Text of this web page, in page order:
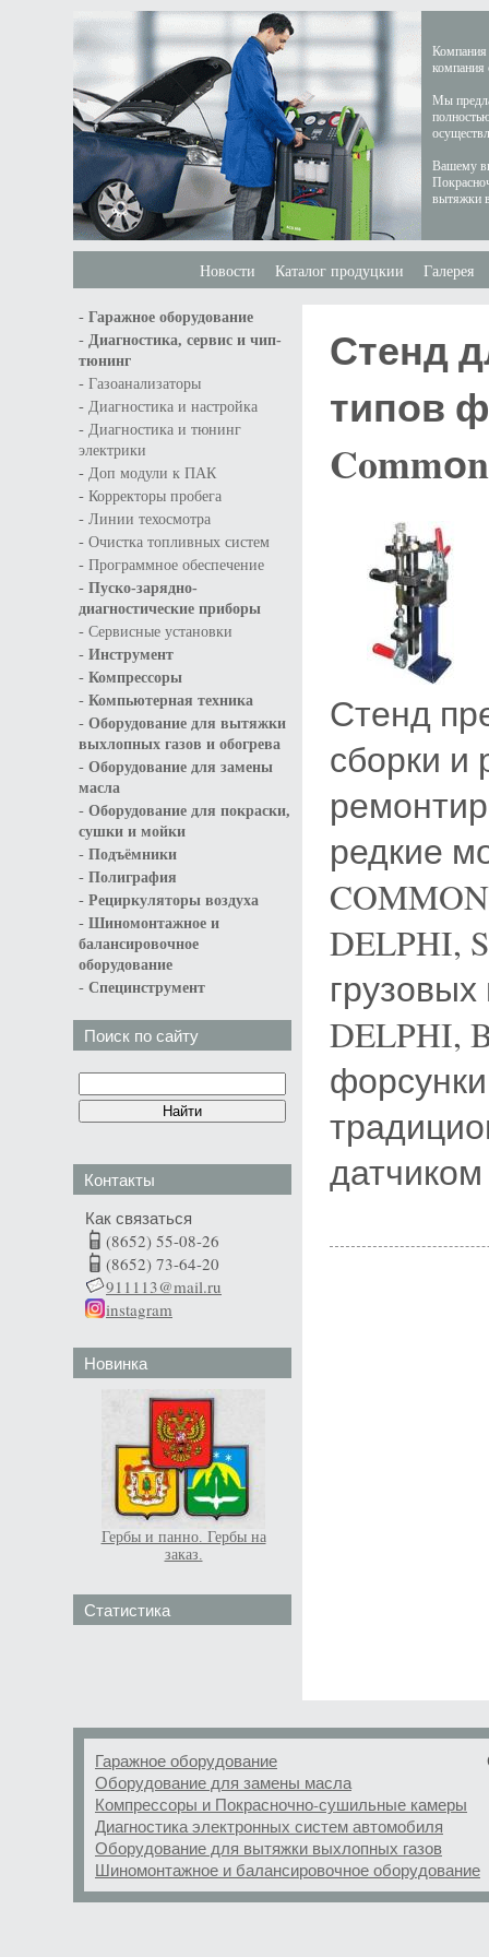
Компания
компания
Мы
Вашему
вытяжки
Новости Каталог продуцкии Галерея
- Гаражное оборудование
- Диагностика, сервис и чип-
тюнинг
- Газоанализаторы
- Диагностика и настройка
- Диагностика и тюнинг
электрики
- Доп модули к ПАК
- Корректоры пробега
- Линии техосмотра
- Очистка топливных систем
- Программное обеспечение
- Пуско-зарядно-
диагностические приборы
- Сервисные установки
- Инструмент
- Компрессоры
- Компьютерная техника
- Оборудование для вытяжки
выхлопных газов и обогрева
- Оборудование для замены
масла
- Оборудование для покраски,
сушки и мойки
- Подъёмники
- Полиграфия
- Рециркуляторы воздуха
- Шиномонтажное и
балансировочное
оборудование
- Специнструмент
Поиск по сайту
Контакты
Как связаться
(8652) 55-08-26
(8652) 73-64-20
911113@mail.ru
instagram
Новинка
Гербы и панно. Гербы на
заказ.
Статистика
Стенд
типов
Стенд
сборки и
редкие
DELPHI,
DELPHI,
Гаражное оборудование
Оборудование для замены масла
Компрессоры и Покрасночно-сушильные камеры
Диагностика электронных систем автомобиля
Оборудование для вытяжки выхлопных газов
Шиномонтажное и балансировочное оборудование